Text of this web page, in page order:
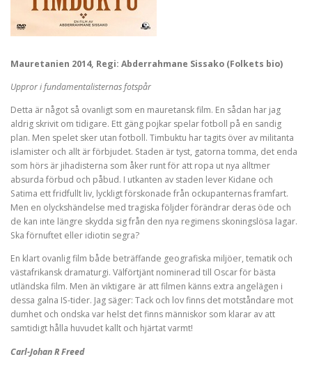
Mauretanien 2014, Regi: Abderrahmane Sissako (Folkets bio)
Uppror i fundamentalisternas fotspår
Detta är något så ovanligt som en mauretansk film. En sådan har jag
aldrig skrivit om tidigare. Ett gäng pojkar spelar fotboll på en sandig
plan. Men spelet sker utan fotboll. Timbuktu har tagits över av militanta
islamister och allt är förbjudet. Staden är tyst, gatorna tomma, det enda
som hörs är jihadisterna som åker runt för att ropa ut nya alltmer
absurda förbud och påbud. I utkanten av staden lever Kidane och
Satima ett fridfullt liv, lyckligt förskonade från ockupanternas framfart.
Men en olyckshändelse med tragiska följder förändrar deras öde och
de kan inte längre skydda sig från den nya regimens skoningslösa lagar.
Ska förnuftet eller idiotin segra?
En klart ovanlig film både beträffande geografiska miljöer, tematik och
västafrikansk dramaturgi. Välförtjänt nominerad till Oscar för bästa
utländska film. Men än viktigare är att filmen känns extra angelägen i
dessa galna IS-tider. Jag säger: Tack och lov finns det motståndare mot
dumhet och ondska var helst det finns människor som klarar av att
samtidigt hålla huvudet kallt och hjärtat varmt!
Carl-Johan R Freed